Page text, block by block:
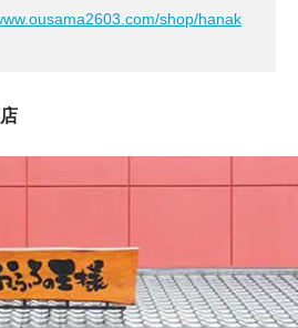
shop/hanak